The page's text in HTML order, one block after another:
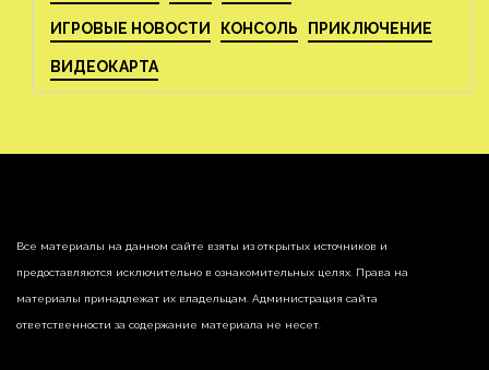
ИГРОВЫЕ НОВОСТИ КОНСОЛЬ ПРИКЛЮЧЕНИЕ
ВИДЕОКАРТА
Все материалы на данном сайте взяты из открытых источников и
предоставляются исключительно в ознакомительных целях. Права на
материалы принадлежат их владельцам. Администрация сайта
ответственности за содержание материала не несет.